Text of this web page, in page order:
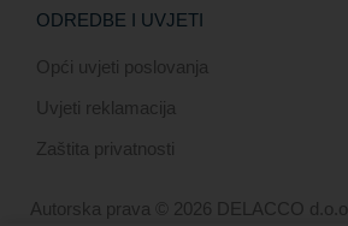
ODREDBE I UVJETI
Opći uvjeti poslovanja
Uvjeti reklamacija
Zaštita privatnosti
Autorska prava © 2026 DELACCO d.o.o.